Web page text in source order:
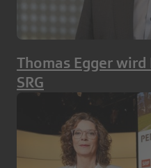
Thomas Egger
SRG